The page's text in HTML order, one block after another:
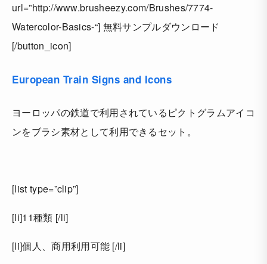
url=”http://www.brusheezy.com/Brushes/7774-
Watercolor-Basics-“] 無料サンプルダウンロード
[/button_icon]
European Train Signs and Icons
ヨーロッパの鉄道で利用されているピクトグラムアイコ
ンをブラシ素材として利用できるセット。
[list type=”clip”]
[li]11種類 [/li]
[li]個人、商用利用可能 [/li]